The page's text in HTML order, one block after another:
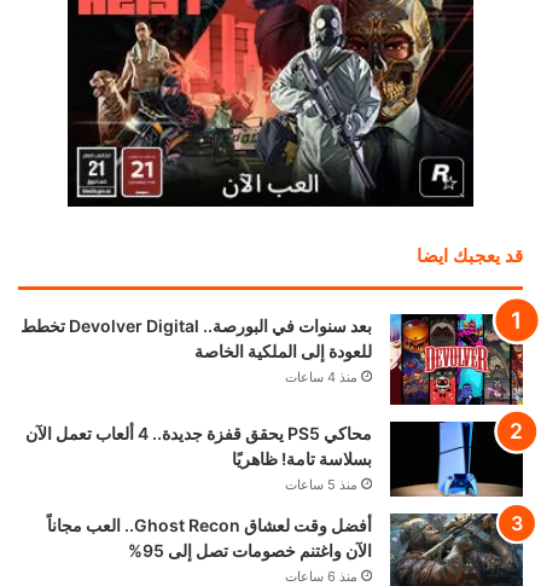
قد يعجبك ايضا
بعد سنوات في البورصة.. Devolver Digital تخطط
للعودة إلى الملكية الخاصة
منذ 4 ساعات
محاكي PS5 يحقق قفزة جديدة.. 4 ألعاب تعمل الآن
بسلاسة تامة! ظاهريًا
منذ 5 ساعات
أفضل وقت لعشاق Ghost Recon.. العب مجاناً
الآن واغتنم خصومات تصل إلى 95%
منذ 6 ساعات